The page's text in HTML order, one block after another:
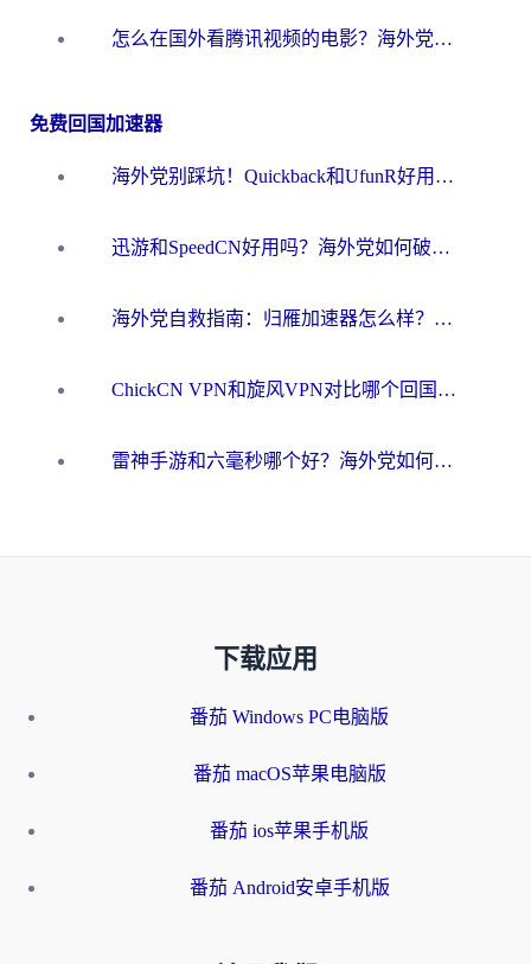
怎么在国外看腾讯视频的电影？海外党亲测有效的回国加速指南
免费回国加速器
海外党别踩坑！Quickback和UfunR好用吗？选对回国加速器才能无缝刷国内资源
迅游和SpeedCN好用吗？海外党如何破解那道看不见的墙
海外党自救指南：归雁加速器怎么样？教你避开坑实现国内资源无缝访问
ChickCN VPN和旋风VPN对比哪个回国效果更好？海外用户的选择困境与出路
雷神手游和六毫秒哪个好？海外党如何真正解锁国内资源
下载应用
番茄 Windows PC电脑版
番茄 macOS苹果电脑版
番茄 ios苹果手机版
番茄 Android安卓手机版